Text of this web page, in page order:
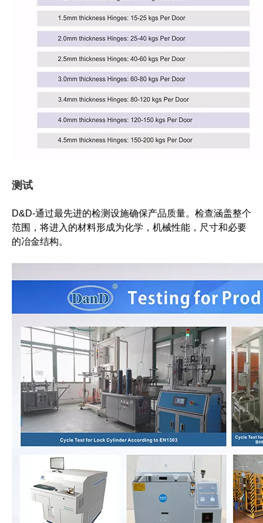
测试
D&D-通过最先进的检测设施确保产品质量。检查涵盖整个
范围，将进入的材料形成为化学，机械性能，尺寸和必要
的冶金结构。